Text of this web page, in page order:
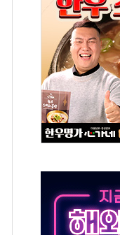
위협에 맞설 자체 억지
해상봉쇄 영향
물 1%대 상승
후퇴